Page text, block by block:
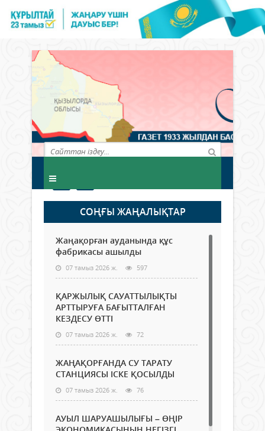
СОҢҒЫ ЖАҢАЛЫҚТАР
Жаңақорған ауданында құс
фабрикасы ашылды
07 тамыз 2026 ж. 597
ҚАРЖЫЛЫҚ САУАТТЫЛЫҚТЫ
АРТТЫРУҒА БАҒЫТТАЛҒАН
КЕЗДЕСУ ӨТТІ
07 тамыз 2026 ж. 72
ЖАҢАҚОРҒАНДА СУ ТАРАТУ
СТАНЦИЯСЫ ІСКЕ ҚОСЫЛДЫ
07 тамыз 2026 ж. 76
АУЫЛ ШАРУАШЫЛЫҒЫ – ӨҢІР